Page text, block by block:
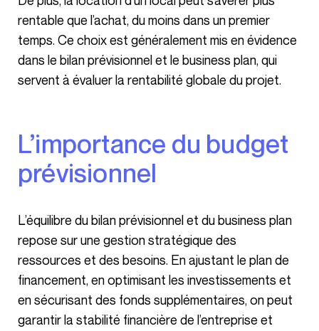
rentable que l’achat, du moins dans un premier
temps. Ce choix est généralement mis en évidence
dans le bilan prévisionnel et le business plan, qui
servent à évaluer la rentabilité globale du projet.
L’importance du budget
prévisionnel
L’équilibre du bilan prévisionnel et du business plan
repose sur une gestion stratégique des
ressources et des besoins. En ajustant le plan de
financement, en optimisant les investissements et
en sécurisant des fonds supplémentaires, on peut
garantir la stabilité financière de l’entreprise et